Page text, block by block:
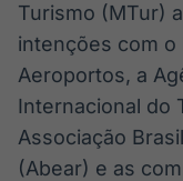
Turismo (MTur)
intenções com
Aeroportos, a
Internacional do
Associação
(Abear) e as